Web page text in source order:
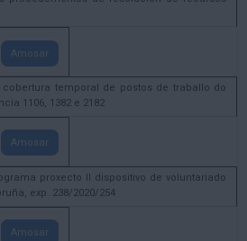
Amosar
cobertura temporal de postos de traballo do
1106, 1382 e 2182
Amosar
proxecto II dispositivo de voluntariado
exp. 238/2020/254
Amosar